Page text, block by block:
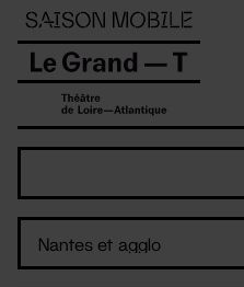
Panneau de gestion des cookies